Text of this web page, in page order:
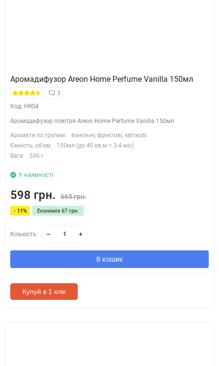
Аромадифузор Areon Home Perfume Vanilla 150мл
3
Код: HRS4
Аромадифузор повітря Areon Home Perfume Vanilla 150мл
Аромати по групам:
ванільні, фруктові, квіткові
Ємність, об'єм:
150мл (до 40 кв.м ≈ 3-4 міс)
Вага:
536 г
У наявності
598 грн. 665 грн.
- 11% Економія 67 грн.
Кількість:
В кошик
Купуй в 1 клік